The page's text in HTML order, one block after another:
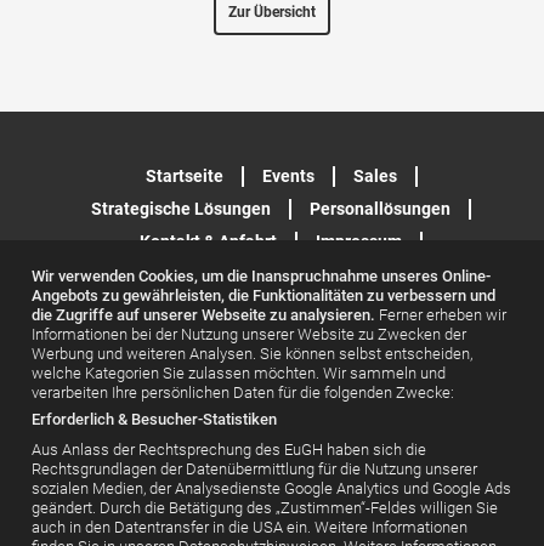
Zur Übersicht
Startseite Events
Sales
Strategische Lösungen
Personallösungen
Kontakt & Anfahrt
Impressum
Datenschutzerklärung
© PP LIVE GmbH, Walther-von-Cronberg-Platz 6, 60594 Frankfurt
am Main
Wir verwenden Cookies, um die Inanspruchnahme unseres Online-
Angebots zu gewährleisten, die Funktionalitäten zu verbessern und
die Zugriffe auf unserer Webseite zu analysieren. Ferner erheben wir
Informationen bei der Nutzung unserer Website zu Zwecken der
Werbung und weiteren Analysen. Sie können selbst entscheiden,
welche Kategorien Sie zulassen möchten. Wir sammeln und
verarbeiten Ihre persönlichen Daten für die folgenden Zwecke:
Erforderlich & Besucher-Statistiken
Aus Anlass der Rechtsprechung des EuGH haben sich die
Rechtsgrundlagen der Datenübermittlung für die Nutzung unserer
sozialen Medien, der Analysedienste Google Analytics und Google Ads
geändert. Durch die Betätigung des „Zustimmen“-Feldes willigen Sie
auch in den Datentransfer in die USA ein. Weitere Informationen